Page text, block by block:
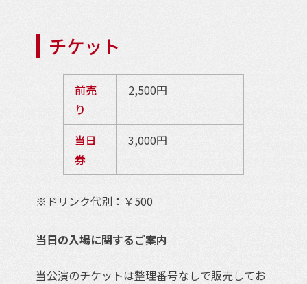
チケット
前売
り
2,500円
当日
券
3,000円
※ドリンク代別：￥500
当日の入場に関するご案内
当公演のチケットは整理番号なしで販売してお